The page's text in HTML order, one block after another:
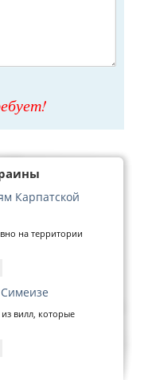
Карпатской
на территории
вилл, которые